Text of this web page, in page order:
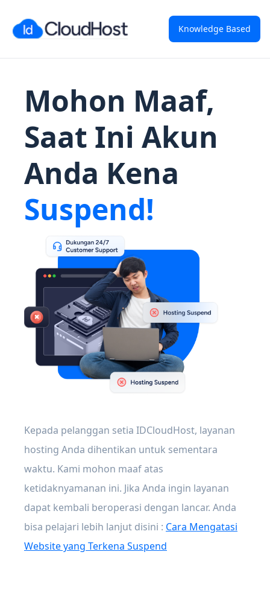
Knowledge Based
Mohon Maaf,
Saat Ini Akun
Anda Kena
Suspend!
Kepada pelanggan setia IDCloudHost, layanan
hosting Anda dihentikan untuk sementara
waktu. Kami mohon maaf atas
ketidaknyamanan ini. Jika Anda ingin layanan
dapat kembali beroperasi dengan lancar. Anda
bisa pelajari lebih lanjut disini : Cara Mengatasi
Website yang Terkena Suspend